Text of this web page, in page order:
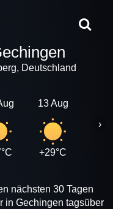
Deutschland
13 Aug
+29°C
›
nächsten 30 Tagen
in Gechingen tagsüber